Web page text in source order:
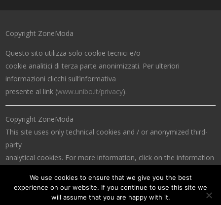
Copyright ZoneModa
Questo sito utilizza solo cookie tecnici e/o
cookie analitici di terza parte anonimizzati. Per ulteriori
informazioni clicchi sull’informativa
presente al link (www.unibo.it/privacy).
Copyright ZoneModa
This site uses only technical cookies and / or anonymized third-
party
analytical cookies. For more information, click on the information
We use cookies to ensure that we give you the best
experience on our website. If you continue to use this site we
will assume that you are happy with it.